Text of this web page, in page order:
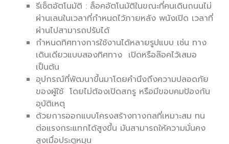
รีเซ็ตอัตโนมัติ : ล็อคอัตโนมัติในขณะที่คนเดินถนนไม่
ผ่านเลนในเวลาที่กำหนดไว้ภายหลัง พนังเปิด เวลาที่
ผ่านไปสามารถปรับได้
กำหนดทิศทางการใช้งานได้หลายรูปแบบ เช่น ทาง
เดินเดียวแบบสองทิศทาง เปิดหรือล๊อคไว้เสมอ
เป็นต้น
อุปกรณ์ที่พัฒนาขึ้นมาโดยคำนึงถึงความปลอดภัย
ของผู้ใช้ โดยไม่ต้องเปิดสกรู หรือมีขอบคมป้องกัน
อุบัติเหตุ
ด้วยการออกแบบโครงสร้างทางกลที่เหมาะสม ทน
ต่อแรงกระแทกได้สูงขึ้น มันสามารถให้ความมั่นคง
สูงเมื่อประตูหมุน